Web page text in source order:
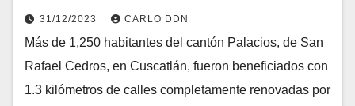
31/12/2023 CARLO DDN
Más de 1,250 habitantes del cantón Palacios, de San
Rafael Cedros, en Cuscatlán, fueron beneficiados con
1.3 kilómetros de calles completamente renovadas por